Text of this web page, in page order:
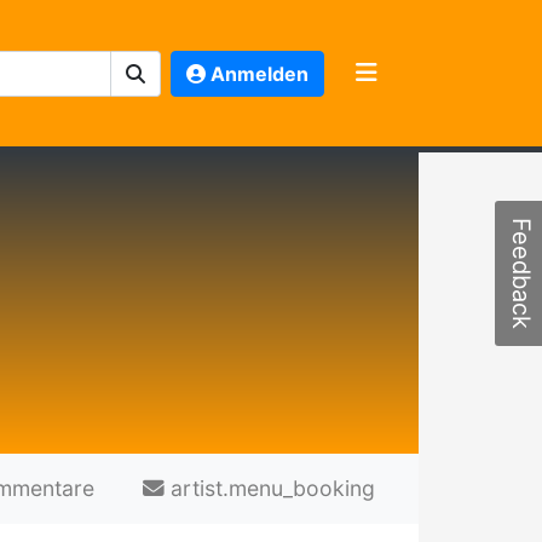
Anmelden
artist.menu_booking
Feedback